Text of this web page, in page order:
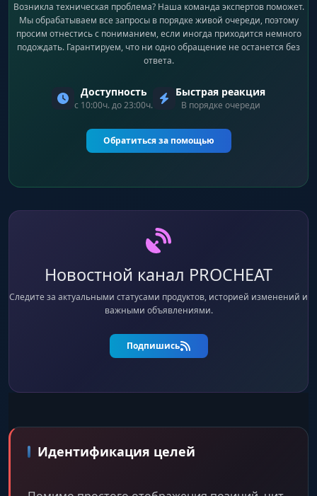
Возникла техническая проблема? Наша команда экспертов поможет.
Мы обрабатываем все запросы в порядке живой очереди, поэтому
просим отнестись с пониманием, если иногда приходится немного
подождать. Гарантируем, что ни одно обращение не останется без
ответа.
Доступность
с 10:00ч. до 23:00ч.
Быстрая реакция
В порядке очереди
Обратиться за помощью
Новостной канал PROCHEAT
Следите за актуальными статусами продуктов, историей изменений и
важными объявлениями.
Подпишись
Идентификация целей